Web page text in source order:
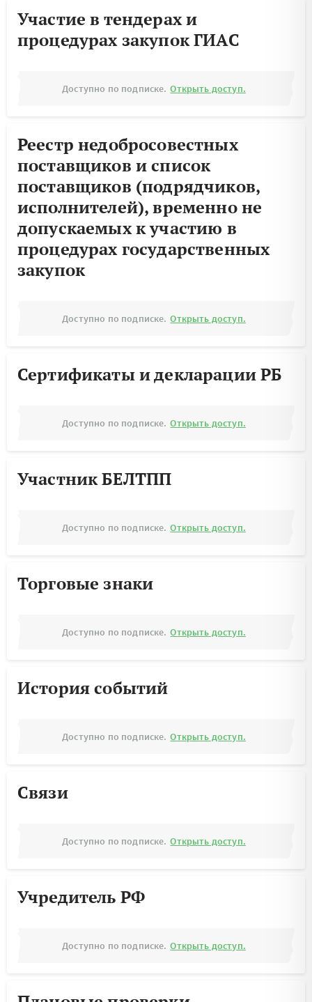
Участие в тендерах и
процедурах закупок ГИАС
Доступно по подписке. Открыть доступ.
Реестр недобросовестных
поставщиков и список
поставщиков (подрядчиков,
исполнителей), временно не
допускаемых к участию в
процедурах государственных
закупок
Доступно по подписке. Открыть доступ.
Сертификаты и декларации РБ
Доступно по подписке. Открыть доступ.
Участник БЕЛТПП
Доступно по подписке. Открыть доступ.
Торговые знаки
Доступно по подписке. Открыть доступ.
История событий
Доступно по подписке. Открыть доступ.
Связи
Доступно по подписке. Открыть доступ.
Учредитель РФ
Доступно по подписке. Открыть доступ.